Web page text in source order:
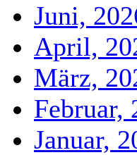
Juni,
April,
März,
Februar,
Januar,